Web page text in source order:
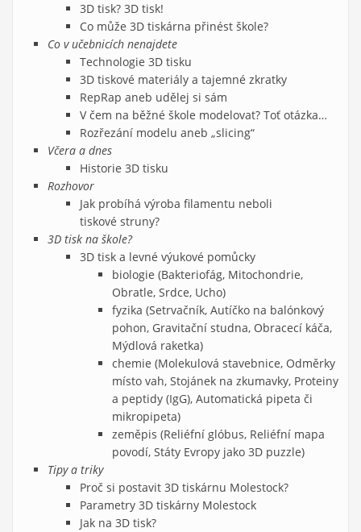
3D tisk? 3D tisk!
Co může 3D tiskárna přinést škole?
Co v učebnicích nenajdete
Technologie 3D tisku
3D tiskové materiály a tajemné zkratky
RepRap aneb udělej si sám
V čem na běžné škole modelovat? Toť otázka…
Rozřezání modelu aneb „slicing“
Včera a dnes
Historie 3D tisku
Rozhovor
Jak probíhá výroba filamentu neboli
tiskové struny?
3D tisk na škole?
3D tisk a levné výukové pomůcky
biologie (Bakteriofág, Mitochondrie,
Obratle, Srdce, Ucho)
fyzika (Setrvačník, Autíčko na balónkový
pohon, Gravitační studna, Obracecí káča,
Mýdlová raketka)
chemie (Molekulová stavebnice, Odměrky
místo vah, Stojánek na zkumavky, Proteiny
a peptidy (IgG), Automatická pipeta či
mikropipeta)
zeměpis (Reliéfní glóbus, Reliéfní mapa
povodí, Státy Evropy jako 3D puzzle)
Tipy a triky
Proč si postavit 3D tiskárnu Molestock?
Parametry 3D tiskárny Molestock
Jak na 3D tisk?